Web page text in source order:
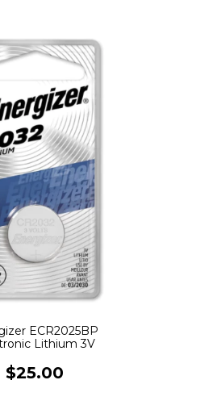
ECR2025BP
Lithium 3V
$25.00